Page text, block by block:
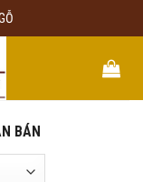
BÁN